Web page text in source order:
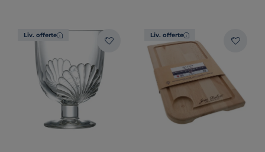
Liv. offerte Liv. offerte